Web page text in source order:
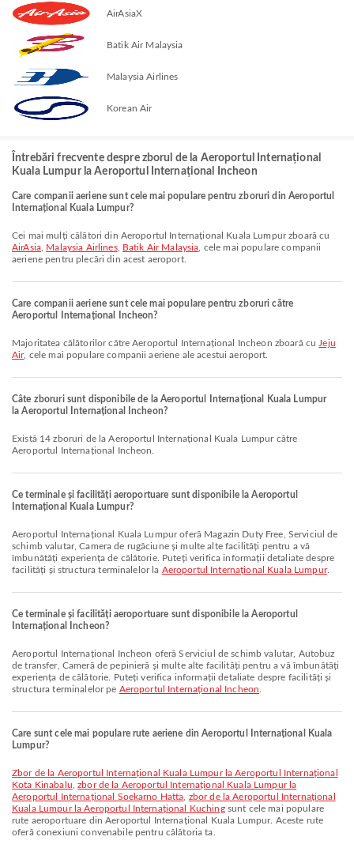
AirAsiaX
Batik Air Malaysia
Malaysia Airlines
Korean Air
Întrebări frecvente despre zborul de la Aeroportul Internațional
Kuala Lumpur la Aeroportul Internațional Incheon
Care companii aeriene sunt cele mai populare pentru zboruri din Aeroportul
Internațional Kuala Lumpur?
Cei mai mulți călători din Aeroportul Internațional Kuala Lumpur zboară cu
AirAsia, Malaysia Airlines, Batik Air Malaysia , cele mai populare companii
aeriene pentru plecări din acest aeroport.
Care companii aeriene sunt cele mai populare pentru zboruri către
Aeroportul Internațional Incheon?
Majoritatea călătorilor către Aeroportul Internațional Incheon zboară cu Jeju
Air, cele mai populare companii aeriene ale acestui aeroport.
Câte zboruri sunt disponibile de la Aeroportul Internațional Kuala Lumpur
la Aeroportul Internațional Incheon?
Există 14 zboruri de la Aeroportul Internațional Kuala Lumpur către
Aeroportul Internațional Incheon.
Ce terminale și facilități aeroportuare sunt disponibile la Aeroportul
Internațional Kuala Lumpur?
Aeroportul Internațional Kuala Lumpur oferă Magazin Duty Free, Serviciul de
schimb valutar, Camera de rugăciune și multe alte facilități pentru a vă
îmbunătăți experiența de călătorie. Puteți verifica informații detaliate despre
facilități și structura terminalelor la Aeroportul Internațional Kuala Lumpur.
Ce terminale și facilități aeroportuare sunt disponibile la Aeroportul
Internațional Incheon?
Aeroportul Internațional Incheon oferă Serviciul de schimb valutar, Autobuz
de transfer, Cameră de pepinieră și multe alte facilități pentru a vă îmbunătăți
experiența de călătorie. Puteți verifica informații detaliate despre facilități și
structura terminalelor pe Aeroportul Internațional Incheon
Care sunt cele mai populare rute aeriene din Aeroportul Internațional Kuala
Lumpur?
zbor de la Aeroportul Internațional Kuala Lumpur la Aeroportul Internațional
Kota Kinabalu ,zbor de la Aeroportul Internațional Kuala Lumpur la
Aeroportul Internațional Soekarno Hatta zbor de la Aeroportul Internațional
Kuala Lumpur la Aeroportul Internațional Kuchingsunt cele mai populare
rute aeroportuare din Aeroportul Internațional Kuala Lumpur. Aceste rute
oferă conexiuni convenabile pentru călătoria ta.